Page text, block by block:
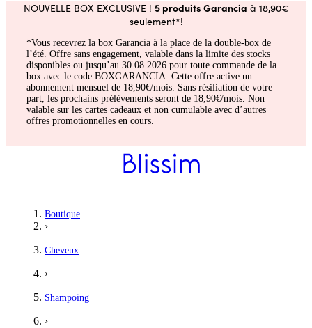
NOUVELLE BOX EXCLUSIVE ! 5 produits Garancia à 18,90€
seulement*!
*Vous recevrez la box Garancia à la place de la double-box de
l’été. Offre sans engagement, valable dans la limite des stocks
disponibles ou jusqu’au 30.08.2026 pour toute commande de la
box avec le code BOXGARANCIA. Cette offre active un
abonnement mensuel de 18,90€/mois. Sans résiliation de votre
part, les prochains prélèvements seront de 18,90€/mois. Non
valable sur les cartes cadeaux et non cumulable avec d’autres
offres promotionnelles en cours.
Boutique
›
Cheveux
›
Shampoing
›